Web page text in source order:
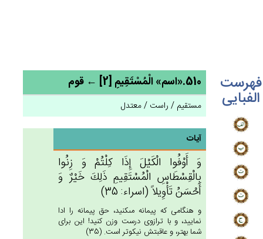
فهرست
الفبایی
510.«اسم» الْمُسْتَقِيم‌ِ [2] ← قوم
مستقیم / راست / معتدل
آیات
وَ أَوْفُوا الْكَيْل‌َ إِذَا كِلْتُم‌ْ وَ زِنُوا
بِالْقِسْطَاس‌ِ الْمُسْتَقِيم‌ِ ذَلِك‌َ خَيْرٌ وَ
أَحْسَن‌ُ تَأْوِيلاً (اسراء: 35)
و هنگامى كه پيمانه مى‏كنيد، حق پيمانه را ادا
نماييد، و با ترازوى درست وزن كنيد! اين براى
شما بهتر، و عاقبتش نيكوتر است. (35)